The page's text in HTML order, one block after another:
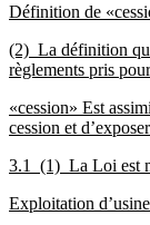
Définition de
(2) La définition qui
règlements pris
«cession» Est
cession et
3.1 (1) La Loi est
Exploitation